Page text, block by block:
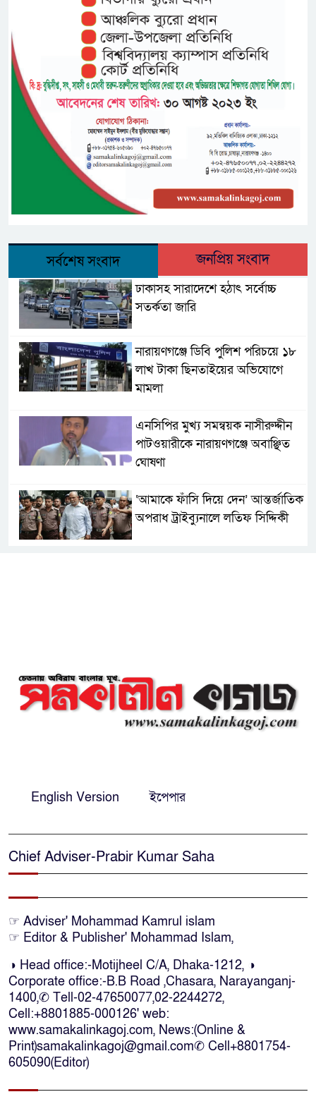
সর্বশেষ সংবাদ জনপ্রিয় সংবাদ
ঢাকাসহ সারাদেশে হঠাৎ সর্বোচ্চ
সতর্কতা জা‌রি
নারায়ণগঞ্জে ডিবি পুলিশ পরিচয়ে ১৮
লাখ টাকা ছিনতাইয়ের অভিযোগে
মামলা
এনসিপির মুখ্য সমন্বয়ক নাসীরুদ্দীন
পাটওয়ারীকে নারায়ণগঞ্জে অবাঞ্ছিত
ঘোষণা
‘আমাকে ফাঁসি দিয়ে দেন’ আন্তর্জাতিক
অপরাধ ট্রাইব্যুনালে লতিফ সিদ্দিকী
প্রাণনাশের আশঙ্কা থাকলেও ডিসেম্বরের
মধ্যেই বাংলাদেশে ফিরতে চান শেখ
অ্যারেস্ট’ নয়, হাইকোর্টের আদেশ
দক্ষিণ আফ্রিকায় অগ্নিকান্ডে নিহতদের
লাশ আনা’সহ পূর্ণ সহায়তার আশ্বাস
কক্সবাজারে কোস্টগার্ডের অভিযানে
দেশীয় মদসহ আটক-৪
দক্ষিণ আফ্রিকায় দোকানে আগুন, ৬
বাংলাদেশি নিহত
দৃষ্টিপ্রতিবন্ধী শিক্ষার্থী পাশে দাঁড়ালেন
English Version ইপেপার
Chief Adviser-Prabir Kumar Saha
☞ Adviser' Mohammad Kamrul islam
☞ Editor & Publisher' Mohammad Islam,
◑ Head office:-Motijheel C/A, Dhaka-1212, ◑
Corporate office:-B.B Road ,Chasara, Narayanganj-
1400,✆ Tell-02-47650077,02-2244272,
Cell:+8801885-000126' web:
www.samakalinkagoj.com, News:(Online &
Print)samakalinkagoj@gmail.com✆ Cell +8801754-
605090(Editor)